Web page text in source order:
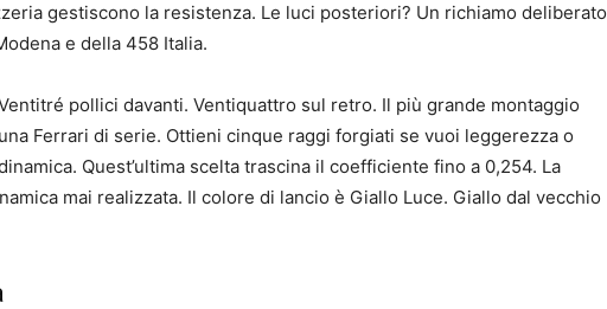
gestiscono la resistenza. Le luci posteriori? Un richiamo deliberato
e della 458 Italia.
pollici davanti. Ventiquattro sul retro. Il più grande montaggio
Ferrari di serie. Ottieni cinque raggi forgiati se vuoi leggerezza o
Quest’ultima scelta trascina il coefficiente fino a 0,254. La
mai realizzata. Il colore di lancio è Giallo Luce. Giallo dal vecchio